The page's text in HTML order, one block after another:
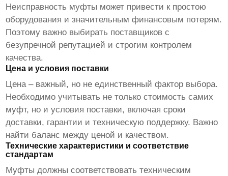
Неисправность муфты может привести к простою
оборудования и значительным финансовым потерям.
Поэтому важно выбирать поставщиков с
безупречной репутацией и строгим контролем
качества.
Цена и условия поставки
Цена – важный, но не единственный фактор выбора.
Необходимо учитывать не только стоимость самих
муфт, но и условия поставки, включая сроки
доставки, гарантии и техническую поддержку. Важно
найти баланс между ценой и качеством.
Технические характеристики и соответствие
стандартам
Муфты должны соответствовать техническим